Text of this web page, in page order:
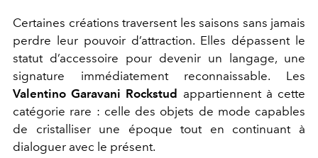
Certaines créations traversent les saisons sans jamais
perdre leur pouvoir d’attraction. Elles dépassent le
statut d’accessoire pour devenir un langage, une
signature immédiatement reconnaissable. Les
Valentino Garavani Rockstud appartiennent à cette
catégorie rare : celle des objets de mode capables
de cristalliser une époque tout en continuant à
dialoguer avec le présent.